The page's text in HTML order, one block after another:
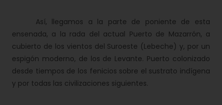
Así, llegamos a la parte de poniente de esta
ensenada, a la rada del actual Puerto de Mazarrón, a
cubierto de los vientos del Suroeste (Lebeche) y, por un
espigón moderno, de los de Levante. Puerto colonizado
desde tiempos de los fenicios sobre el sustrato indígena
y por todas las civilizaciones siguientes.